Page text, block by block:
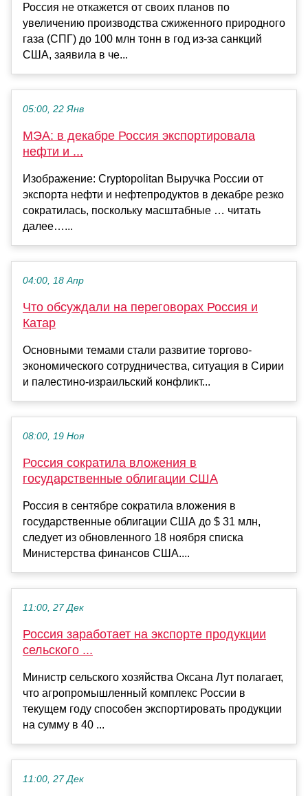
Россия не откажется от своих планов по
увеличению производства сжиженного природного
газа (СПГ) до 100 млн тонн в год из-за санкций
США, заявила в че...
05:00, 22 Янв
МЭА: в декабре Россия экспортировала
нефти и ...
Изображение: Cryptopolitan Выручка России от
экспорта нефти и нефтепродуктов в декабре резко
сократилась, поскольку масштабные … читать
далее…...
04:00, 18 Апр
Что обсуждали на переговорах Россия и
Катар
Основными темами стали развитие торгово-
экономического сотрудничества, ситуация в Сирии
и палестино-израильский конфликт...
08:00, 19 Ноя
Россия сократила вложения в
государственные облигации США
Россия в сентябре сократила вложения в
государственные облигации США до $ 31 млн,
следует из обновленного 18 ноября списка
Министерства финансов США....
11:00, 27 Дек
Россия заработает на экспорте продукции
сельского ...
Министр сельского хозяйства Оксана Лут полагает,
что агропромышленный комплекс России в
текущем году способен экспортировать продукции
на сумму в 40 ...
11:00, 27 Дек